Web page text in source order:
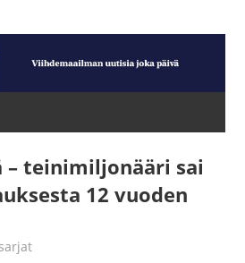
– teinimiljonääri sai
12 vuoden